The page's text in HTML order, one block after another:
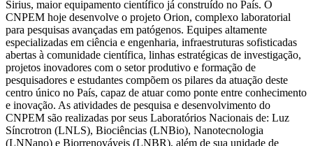
Sirius, maior equipamento científico já construído no País. O
CNPEM hoje desenvolve o projeto Orion, complexo laboratorial
para pesquisas avançadas em patógenos. Equipes altamente
especializadas em ciência e engenharia, infraestruturas sofisticadas
abertas à comunidade científica, linhas estratégicas de investigação,
projetos inovadores com o setor produtivo e formação de
pesquisadores e estudantes compõem os pilares da atuação deste
centro único no País, capaz de atuar como ponte entre conhecimento
e inovação. As atividades de pesquisa e desenvolvimento do
CNPEM são realizadas por seus Laboratórios Nacionais de: Luz
Síncrotron (LNLS), Biociências (LNBio), Nanotecnologia
(LNNano) e Biorrenováveis (LNBR), além de sua unidade de